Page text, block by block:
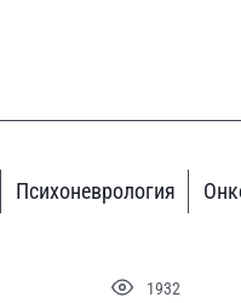
Психоневрология
1932